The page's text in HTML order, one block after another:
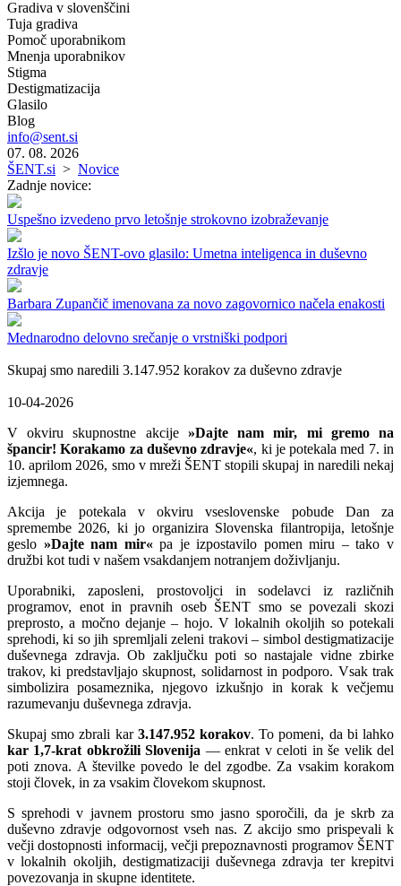
Gradiva v slovenščini
Tuja gradiva
Pomoč uporabnikom
Mnenja uporabnikov
Stigma
Destigmatizacija
Glasilo
Blog
info@sent.si
07. 08. 2026
ŠENT.si > Novice
Zadnje novice:
Uspešno izvedeno prvo letošnje strokovno izobraževanje
Izšlo je novo ŠENT-ovo glasilo: Umetna inteligenca in duševno
zdravje
Barbara Zupančič imenovana za novo zagovornico načela enakosti
Mednarodno delovno srečanje o vrstniški podpori
Skupaj smo naredili 3.147.952 korakov za duševno zdravje
10-04-2026
V okviru skupnostne akcije »Dajte nam mir, mi gremo na
špancir! Korakamo za duševno zdravje«, ki je potekala med 7. in
10. aprilom 2026, smo v mreži ŠENT stopili skupaj in naredili nekaj
izjemnega.
Akcija je potekala v okviru vseslovenske pobude Dan za
spremembe 2026, ki jo organizira Slovenska filantropija, letošnje
geslo »Dajte nam mir«pa je izpostavilo pomen miru – tako v
družbi kot tudi v našem vsakdanjem notranjem doživljanju.
Uporabniki, zaposleni, prostovoljci in sodelavci iz različnih
programov, enot in pravnih oseb ŠENT smo se povezali skozi
preprosto, a močno dejanje – hojo. V lokalnih okoljih so potekali
sprehodi, ki so jih spremljali zeleni trakovi – simbol destigmatizacije
duševnega zdravja. Ob zaključku poti so nastajale vidne zbirke
trakov, ki predstavljajo skupnost, solidarnost in podporo. Vsak trak
simbolizira posameznika, njegovo izkušnjo in korak k večjemu
razumevanju duševnega zdravja.
Skupaj smo zbrali kar 3.147.952 korakov. To pomeni, da bi lahko
kar 1,7-krat obkrožiliSlovenija — enkrat v celoti in še velik del
poti znova. A številke povedo le del zgodbe. Za vsakim korakom
stoji človek, in za vsakim človekom skupnost.
S sprehodi v javnem prostoru smo jasno sporočili, da je skrb za
duševno zdravje odgovornost vseh nas. Z akcijo smo prispevali k
večji dostopnosti informacij, večji prepoznavnosti programov ŠENT
v lokalnih okoljih, destigmatizaciji duševnega zdravja ter krepitvi
povezovanja in skupne identitete.